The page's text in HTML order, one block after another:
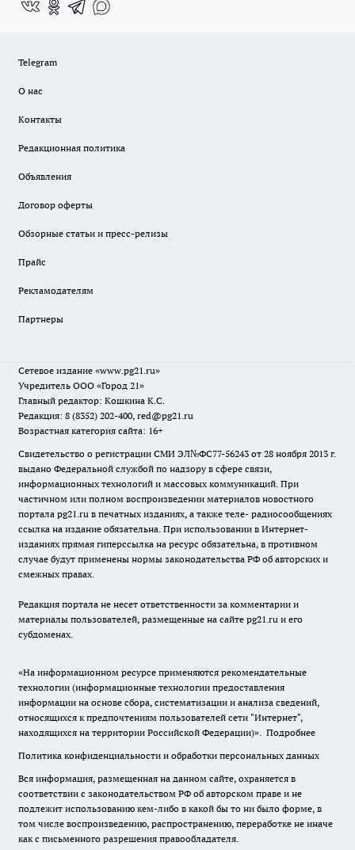
Telegram
О нас
Контакты
Редакционная политика
Объявления
Договор оферты
Обзорные статьи и пресс-релизы
Прайс
Рекламодателям
Партнеры
Сетевое издание «www.pg21.ru»
Учредитель ООО «Город 21»
Главный редактор: Кошкина К.С.
Редакция: 8 (8352) 202-400, red@pg21.ru
Возрастная категория сайта: 16+
Свидетельство о регистрации СМИ ЭЛ№ФС77-56243 от 28 ноября 2013 г.
выдано Федеральной службой по надзору в сфере связи,
информационных технологий и массовых коммуникаций. При
частичном или полном воспроизведении материалов новостного
портала pg21.ru в печатных изданиях, а также теле- радиосообщениях
ссылка на издание обязательна. При использовании в Интернет-
изданиях прямая гиперссылка на ресурс обязательна, в противном
случае будут применены нормы законодательства РФ об авторских и
смежных правах.
Редакция портала не несет ответственности за комментарии и
материалы пользователей, размещенные на сайте pg21.ru и его
субдоменах.
«На информационном ресурсе применяются рекомендательные
технологии (информационные технологии предоставления
информации на основе сбора, систематизации и анализа сведений,
относящихся к предпочтениям пользователей сети "Интернет",
находящихся на территории Российской Федерации)». Подробнее
Политика конфиденциальности и обработки персональных данных
Вся информация, размещенная на данном сайте, охраняется в
соответствии с законодательством РФ об авторском праве и не
подлежит использованию кем-либо в какой бы то ни было форме, в
том числе воспроизведению, распространению, переработке не иначе
как с письменного разрешения правообладателя.